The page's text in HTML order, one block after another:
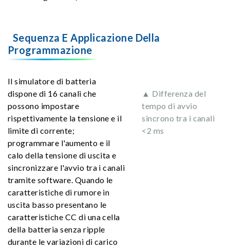
Sequenza E Applicazione Della
Programmazione
Il simulatore di batteria
dispone di 16 canali che
possono impostare
rispettivamente la tensione e il
limite di corrente;
programmare l'aumento e il
calo della tensione di uscita e
sincronizzare l'avvio tra i canali
tramite software. Quando le
caratteristiche di rumore in
uscita basso presentano le
caratteristiche CC di una cella
della batteria senza ripple
durante le variazioni di carico
▲ Differenza del
tempo di avvio
sincrono tra i canali
<2 ms